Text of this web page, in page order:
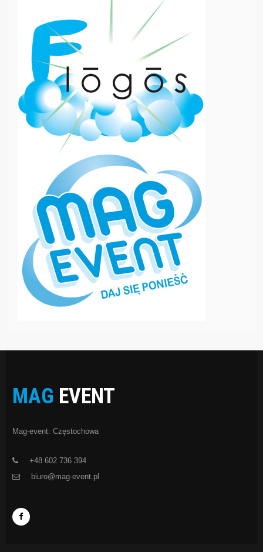
MAG EVENT
Mag-event: Częstochowa
+48 602 736 394
biuro@mag-event.pl